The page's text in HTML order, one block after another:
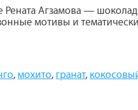
Агзамова —
мотивы и
, мохито, гранат,